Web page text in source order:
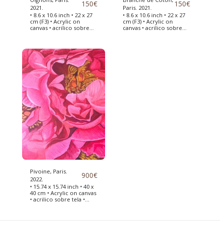
2021.
150€
• 8.6 x 10.6 inch • 22 x 27
cm (F3) • Acrylic on
canvas • acrilico sobre
représentant un bol avec
des oignon
Paris. 2021.
150€
• 8.6 x 10.6 inch • 22 x 27
cm (F3) • Acrylic on
canvas • acrilico sobre
Pivoine, Paris.
2022.
900€
• 15.74 x 15.74 inch • 40 x
40 cm • Acrylic on canvas
• acrilico sobre tela •